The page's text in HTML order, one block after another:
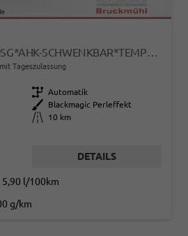
SELECTION 1.0 TSI DSG*AHK-SCHWENKBAR*TEMPOMAT*PDC-HINTEN*KEYLESS-GO*SHZ*
Tageszulassung
Getriebe Automatik
Außenfarbe
Blackmagic Perleffekt
Kilometerstand
10 km
DETAILS
5,90 l/100km
g/km